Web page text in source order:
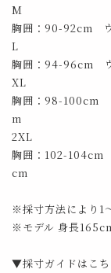
M
胸囲：90-92cm
L
胸囲：94-96cm
XL
胸囲：98-100cm
m
2XL
胸囲：102-
cm
※採寸方法により1
※モデル 身長
▼採寸ガイドはこち